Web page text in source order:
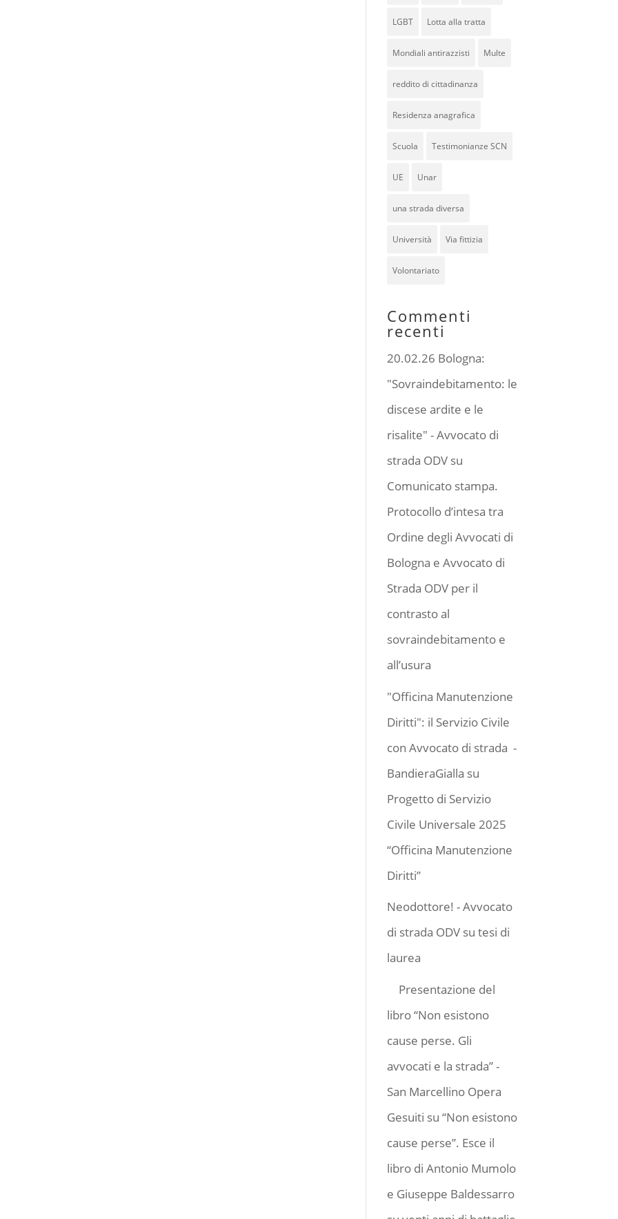
LGBT Lotta alla tratta
Mondiali antirazzisti Multe
reddito di cittadinanza
Residenza anagrafica
Scuola Testimonianze SCN
UE Unar
una strada diversa
Università Via fittizia
Volontariato
Commenti
recenti
20.02.26 Bologna:
"Sovraindebitamento: le
discese ardite e le
risalite" - Avvocato di
strada ODV su
Comunicato stampa.
Protocollo d’intesa tra
Ordine degli Avvocati di
Bologna e Avvocato di
Strada ODV per il
contrasto al
sovraindebitamento e
all’usura
"Officina Manutenzione
Diritti": il Servizio Civile
con Avvocato di strada -
BandieraGialla su
Progetto di Servizio
Civile Universale 2025
“Officina Manutenzione
Diritti”
Neodottore! - Avvocato
di strada ODV sutesi di
laurea
Presentazione del
libro “Non esistono
cause perse. Gli
avvocati e la strada” -
San Marcellino Opera
Gesuiti su“Non esistono
cause perse”. Esce il
libro di Antonio Mumolo
e Giuseppe Baldessarro